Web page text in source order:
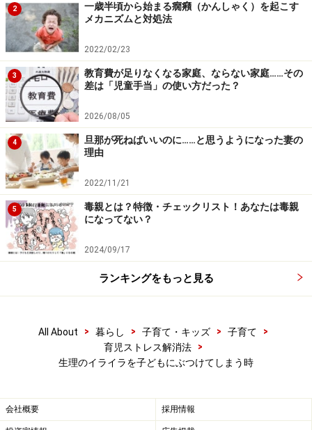
これらの知識は、いずれ生理とつきあっていかなければ
ならない女の子だけではなく、将来女性をパートナーに
したり女性と一緒に仕事をしていく男の子にとっても必
要なものです。
ソフィ はじめてからだナビ（ユニ・チャーム）
ソフィ 生理のケア＆アドバイス（ユニ・チャーム）
知ろう、治そうPMS（ゼリア新薬工業）
自分の生理のことを伝える
一般的な知識とともに、自分の周期、月経痛やPMS（月
経前症候群）の症状、それにともなう気持ちの変化な
ど、自分自身が「困っていること」を伝えましょう。
これは、生理周期の中で心身が安定している時に、落ち
着いて伝えることが大切です。
理の血は赤い」ことを伝えたキャンペーン動画
2
一歳半頃から始まる癇癪（かんしゃく）を起こす
メカニズムと対処法
2022/02/23
3
教育費が足りなくなる家庭、ならない家庭……その
差は「児童手当」の使い方だった？
2026/08/05
4
旦那が死ねばいいのに……と思うようになった妻の
理由
2022/11/21
5
毒親とは？特徴・チェックリスト！あなたは毒親
になってない？
2024/09/17
ランキングをもっと見る
All About > 暮らし > 子育て・キッズ > 子育て
>
育児ストレス解消法
>
生理のイライラを子どもにぶつけてしまう時
会社概要 採用情報